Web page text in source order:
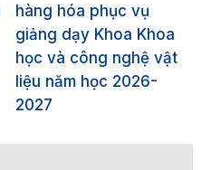
hàng hóa phục vụ
giảng dạy Khoa Khoa
học và công nghệ vật
liệu năm học 2026-
2027